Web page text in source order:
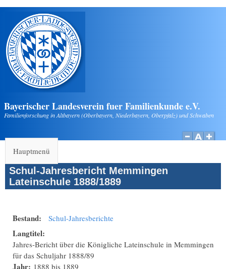
Direkt zum Inhalt
Bayerischer Landesverein fuer Familienkunde e.V.
Familienforschung in Altbayern (Oberbayern, Niederbayern, Oberpfalz) und Schwaben
Hauptmenü
Schul-Jahresbericht Memmingen
Lateinschule 1888/1889
Bestand: Schul-Jahresberichte
Langtitel:
Jahres-Bericht über die Königliche Lateinschule in Memmingen
für das Schuljahr 1888/89
Jahr: 1888 bis 1889